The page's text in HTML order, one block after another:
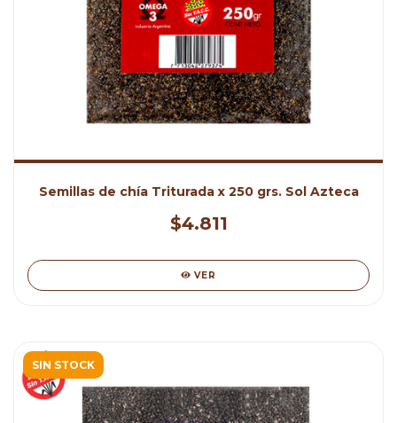
Semillas de chía Triturada x 250 grs. Sol Azteca
$4.811
VER
SIN STOCK